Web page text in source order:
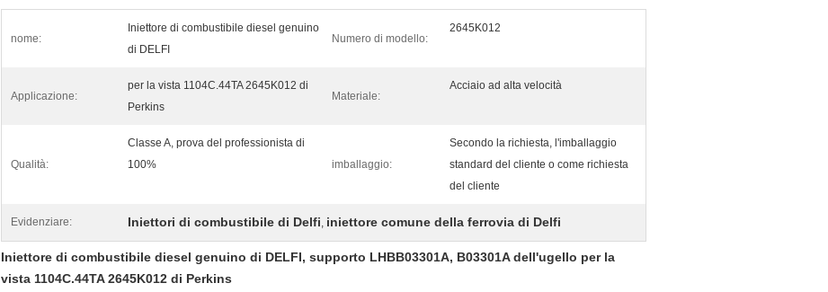
nome:
Iniettore di combustibile diesel genuino
di DELFI
Numero di modello:
2645K012
Applicazione:
per la vista 1104C.44TA 2645K012 di
Perkins
Materiale:
Acciaio ad alta velocità
Qualità:
Classe A, prova del professionista di
100%
imballaggio:
Secondo la richiesta, l'imballaggio
standard del cliente o come richiesta
del cliente
Evidenziare: Iniettori di combustibile di Delfi, iniettore comune della ferrovia di Delfi
Iniettore di combustibile diesel genuino di DELFI, supporto LHBB03301A, B03301A dell'ugello per la
vista 1104C.44TA 2645K012 di Perkins